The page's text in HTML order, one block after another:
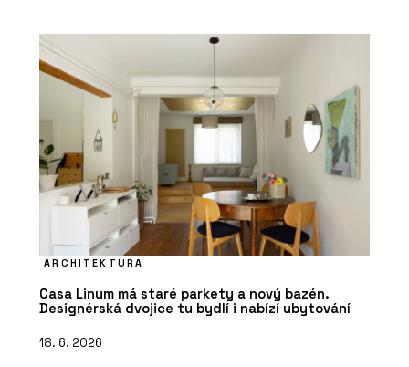
ARCHITEKTURA
Casa Linum má staré parkety a nový bazén.
Designérská dvojice tu bydlí i nabízí ubytování
18. 6. 2026